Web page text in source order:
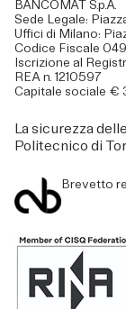
BANCOMAT S.p.A.
Sede Legale:
Uffici di Milano:
Codice Fiscale
Iscrizione al
REA n. 1210597
Capitale sociale €
La sicurezza
Politecnico di
Brevetto